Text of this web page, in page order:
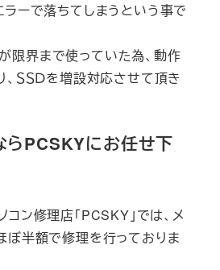
ーで落ちてしまうという事で
限界まで使っていた為、動作
ＳＳＤを増設対応させて頂き
らPCSKYにお任せ下
ン修理店「PCSKY」では、メ
ぼ半額で修理を行っておりま